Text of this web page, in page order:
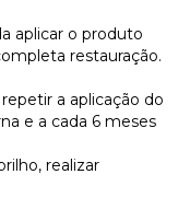
aplicar o produto
restauração.
a aplicação do
e a cada 6 meses
realizar